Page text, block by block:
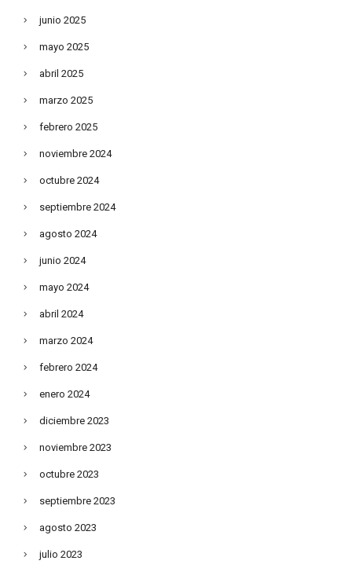
junio 2025
mayo 2025
abril 2025
marzo 2025
febrero 2025
noviembre 2024
octubre 2024
septiembre 2024
agosto 2024
junio 2024
mayo 2024
abril 2024
marzo 2024
febrero 2024
enero 2024
diciembre 2023
noviembre 2023
octubre 2023
septiembre 2023
agosto 2023
julio 2023